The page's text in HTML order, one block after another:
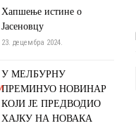
Хапшење истине о
Јасеновцу
23. децембра 2024.
У МЕЛБУРНУ
ПРЕМИНУО НОВИНАР
КОЈИ ЈЕ ПРЕДВОДИО
ХАЈКУ НА НОВАКА